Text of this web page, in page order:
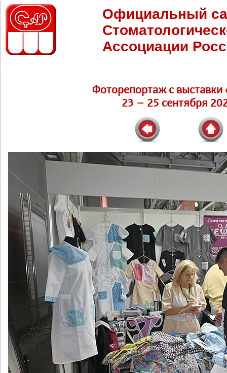
Официальный
Ассоциации
Фоторепортаж c выставки
23 – 25 сентября